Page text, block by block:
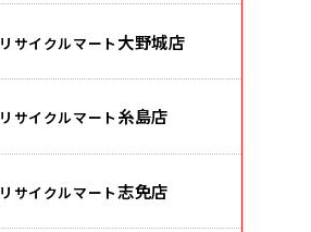
リサイクルマート 大野城店
リサイクルマート 糸島店
リサイクルマート志免店